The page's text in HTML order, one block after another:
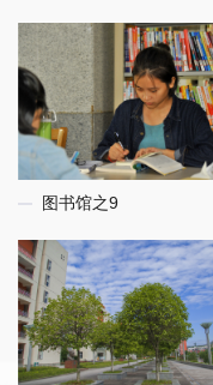
图书馆之9